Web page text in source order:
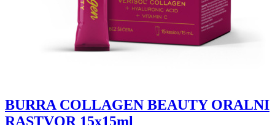
BURRA COLLAGEN BEAUTY ORALNI
RASTVOR 15x15ml